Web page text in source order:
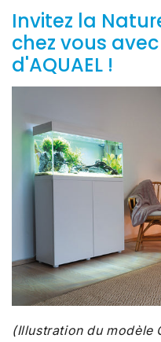
Invitez la
chez vous
d'AQUAEL !
(Illustration du modèle